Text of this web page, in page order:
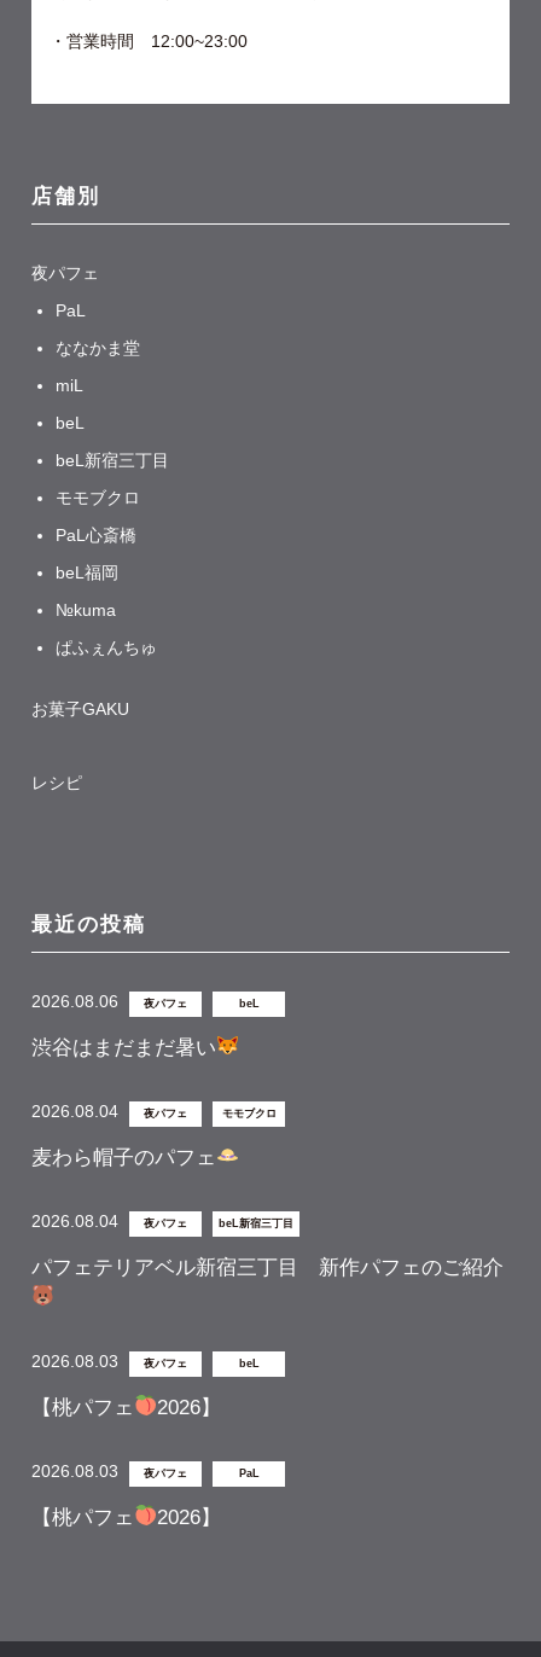
・営業時間 12:00~23:00
店舗別
夜パフェ
PaL
ななかま堂
miL
beL
beL新宿三丁目
モモブクロ
PaL心斎橋
beL福岡
№kuma
ぱふぇんちゅ
お菓子GAKU
レシピ
最近の投稿
2026.08.06 夜パフェ beL
渋谷はまだまだ暑い
2026.08.04 夜パフェ モモブクロ
麦わら帽子のパフェ
2026.08.04 夜パフェ beL新宿三丁目
パフェテリアベル新宿三丁目 新作パフェのご紹介
2026.08.03 夜パフェ beL
【桃パフェ 2026】
2026.08.03 夜パフェ PaL
【桃パフェ 2026】